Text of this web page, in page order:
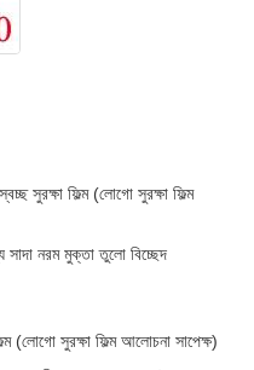
সুরক্ষা ফিল্ম (লোগো সুরক্ষা ফিল্ম
সাদা নরম মুক্তা তুলো বিচ্ছেদ
(লোগো সুরক্ষা ফিল্ম আলোচনা সাপেক্ষ)